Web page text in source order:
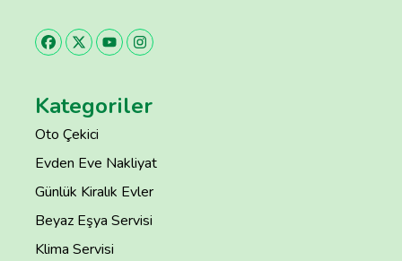
Kategoriler
Oto Çekici
Evden Eve Nakliyat
Günlük Kiralık Evler
Beyaz Eşya Servisi
Klima Servisi